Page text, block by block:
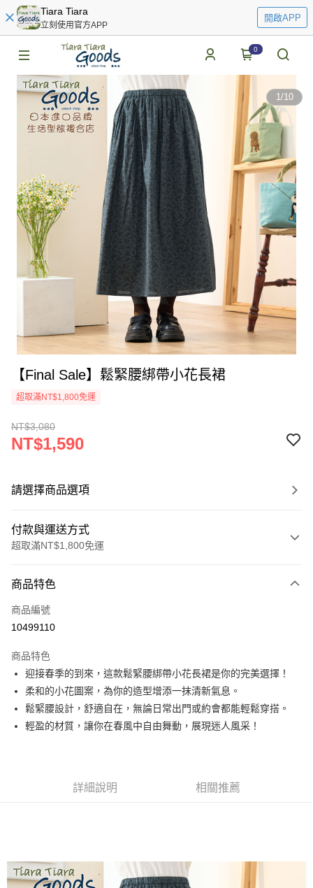
Tiara Tiara
立刻使用官方APP
開啟APP
0
1/10
【Final Sale】鬆緊腰綁帶小花長裙
超取滿NT$1,800免運
NT$3,080
NT$1,590
請選擇商品選項
付款與運送方式
超取滿NT$1,800免運
信用卡一次付款
超商取貨付款
Apple Pay
街口支付
悠遊付
１．簡單：不需註冊會員、不需綁卡、不需儲值。
２．便利：只要手機號碼，簡訊認證，即可結帳。
運送方式
商品特色
商品編號
10499110
商品特色
迎接春季的到來，這款鬆緊腰綁帶小花長裙是你的完美選擇！
柔和的小花圖案，為你的造型增添一抹清新氣息。
鬆緊腰設計，舒適自在，無論日常出門或約會都能輕鬆穿搭。
輕盈的材質，讓你在春風中自由舞動，展現迷人風采！
詳細說明 相關推薦